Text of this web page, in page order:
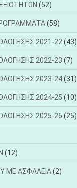
(52)
(58)
2021-22 (43)
2022-23 (7)
2023-24(31)
2024-25 (10)
2025-26 (25)
(12)
ΜΕ ΑΣΦΑΛΕΙΑ(2)